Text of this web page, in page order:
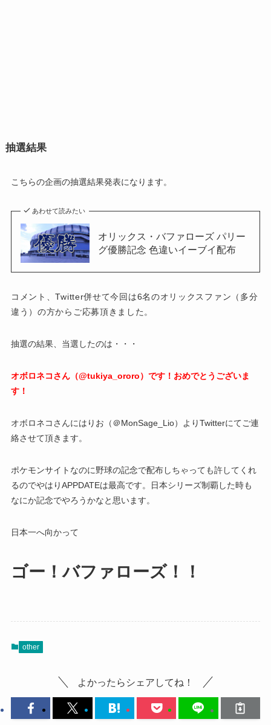
抽選結果
こちらの企画の抽選結果発表になります。
あわせて読みたい
オリックス・バファローズ パリー
グ優勝記念 色違いイーブイ配布
コメント、Twitter併せて今回は6名のオリックスファン（多分
違う）の方からご応募頂きました。
抽選の結果、当選したのは・・・
オボロネコさん（@tukiya_ororo）です！おめでとうございま
す！
オボロネコさんにはりお（＠MonSage_Lio）よりTwitterにてご連
絡させて頂きます。
ポケモンサイトなのに野球の記念で配布しちゃっても許してくれ
るのでやはりAPPDATEは最高です。日本シリーズ制覇した時も
なにか記念でやろうかなと思います。
日本一へ向かって
ゴー！バファローズ！！
other
よかったらシェアしてね！